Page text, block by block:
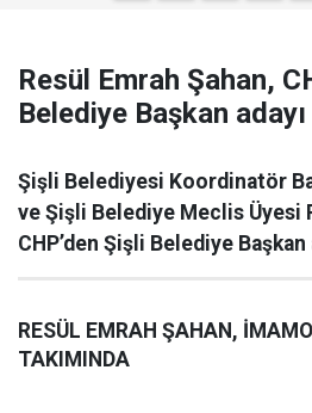
Resül Emrah Şahan,
Belediye Başkan
Şişli Belediyesi Koordinatör
ve Şişli Belediye Meclis Üyesi
CHP’den Şişli Belediye
RESÜL EMRAH ŞAHAN,
TAKIMINDA